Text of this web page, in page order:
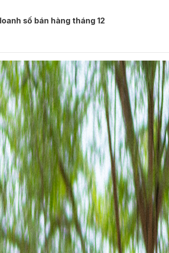
số bán hàng tháng 12